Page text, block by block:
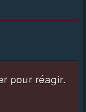
pour réagir.